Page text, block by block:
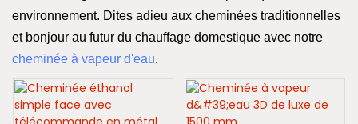
environnement. Dites adieu aux cheminées traditionnelles
et bonjour au futur du chauffage domestique avec notre
cheminée à vapeur d'eau.